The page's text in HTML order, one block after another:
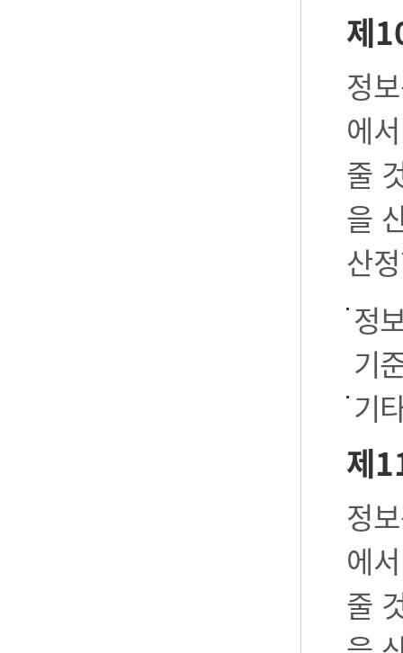
제
정
에
줄
을
산
정
기
기
제
정
에
줄